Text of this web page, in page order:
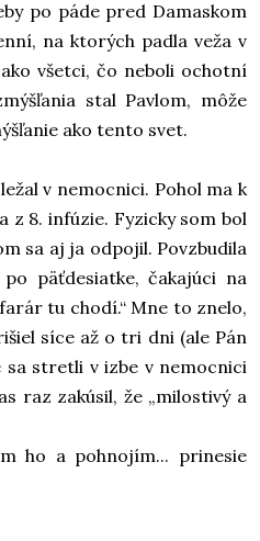
po páde pred Damaskom
na ktorých padla veža v
všetci, čo neboli ochotní
stal Pavlom, môže
ako tento svet.
v nemocnici. Pohol ma k
z 8. infúzie. Fyzicky som bol
sa aj ja odpojil. Povzbudila
päťdesiatke, čakajúci na
tu chodí.“ Mne to znelo,
síce až o tri dni (ale Pán
sa stretli v izbe v nemocnici
raz zakúsil, že „milostivý a
ho a pohnojím... prinesie